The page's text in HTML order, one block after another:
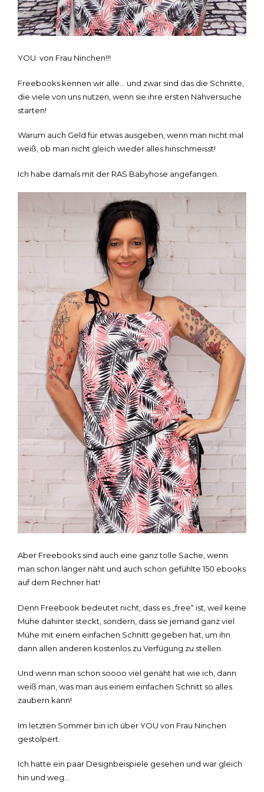
YOU von Frau Ninchen!!!
Freebooks kennen wir alle… und zwar sind das die Schnitte,
die viele von uns nutzen, wenn sie ihre ersten Nähversuche
starten!
Warum auch Geld für etwas ausgeben, wenn man nicht mal
weiß, ob man nicht gleich wieder alles hinschmeisst!
Ich habe damals mit der RAS Babyhose angefangen.
Aber Freebooks sind auch eine ganz tolle Sache, wenn
man schon länger näht und auch schon gefühlte 150 ebooks
auf dem Rechner hat!
Denn Freebook bedeutet nicht, dass es „free“ ist, weil keine
Mühe dahinter steckt, sondern, dass sie jemand ganz viel
Mühe mit einem einfachen Schnitt gegeben hat, um ihn
dann allen anderen kostenlos zu Verfügung zu stellen.
Und wenn man schon soooo viel genäht hat wie ich, dann
weiß man, was man aus einem einfachen Schnitt so alles
zaubern kann!
Im letzten Sommer bin ich über YOU von Frau Ninchen
gestolpert.
Ich hatte ein paar Designbeispiele gesehen und war gleich
hin und weg…